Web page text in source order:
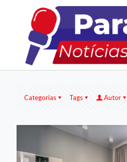
Categorias Tags Autor